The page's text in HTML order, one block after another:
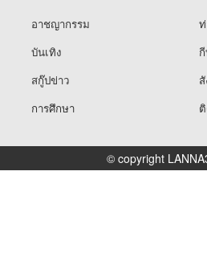
อาชญากรรม
บันเทิง
สกู๊ปข่าว
การศึกษา
© copyright